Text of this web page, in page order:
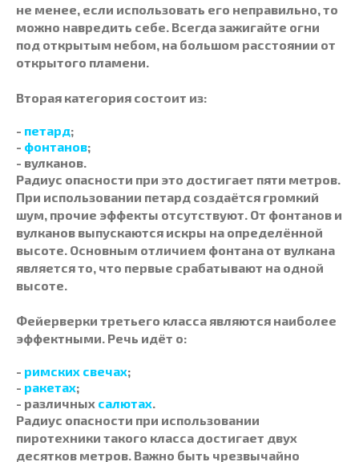
не менее, если использовать его неправильно, то
можно навредить себе. Всегда зажигайте огни
под открытым небом, на большом расстоянии от
открытого пламени.
Вторая категория состоит из:
- петард;
- фонтанов;
- вулканов.
Радиус опасности при это достигает пяти метров.
При использовании петард создаётся громкий
шум, прочие эффекты отсутствуют. От фонтанов и
вулканов выпускаются искры на определённой
высоте. Основным отличием фонтана от вулкана
является то, что первые срабатывают на одной
высоте.
Фейерверки третьего класса являются наиболее
эффектными. Речь идёт о:
- римских свечах;
- ракетах;
- различных салютах
Радиус опасности при использовании
пиротехники такого класса достигает двух
десятков метров. Важно быть чрезвычайно